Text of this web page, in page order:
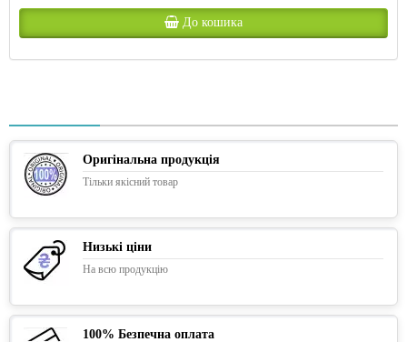
До кошика
Оригінальна продукція
Тільки якісний товар
Низькі ціни
На всю продукцію
100% Безпечна оплата